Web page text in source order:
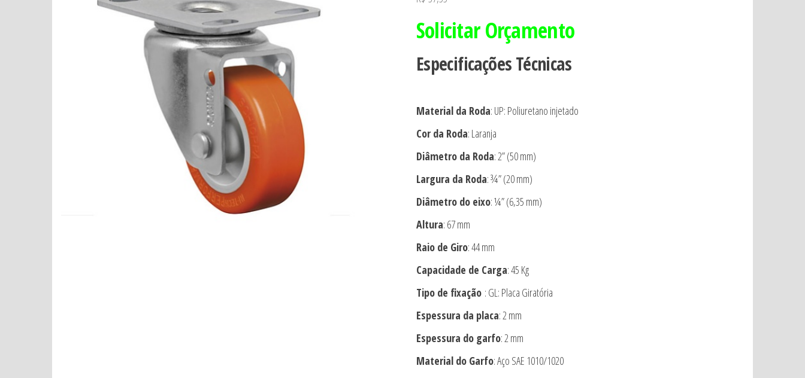
Solicitar Orçamento
Especificações Técnicas
Material da Roda: UP: Poliuretano injetado
Cor da Roda: Laranja
Diâmetro da Roda: 2” (50 mm)
Largura da Roda: ¾” (20 mm)
Diâmetro do eixo: ¼” (6,35 mm)
Altura: 67 mm
Raio de Giro: 44 mm
Capacidade de Carga: 45 Kg
Tipo de fixação : GL: Placa Giratória
Espessura da placa: 2 mm
Espessura do garfo: 2 mm
Material do Garfo: Aço SAE 1010/1020